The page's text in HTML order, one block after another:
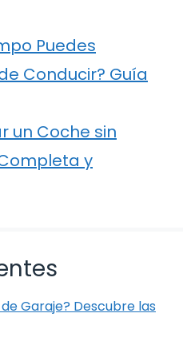
Puedes
Conducir? Guía
un Coche sin
y
Garaje? Descubre las